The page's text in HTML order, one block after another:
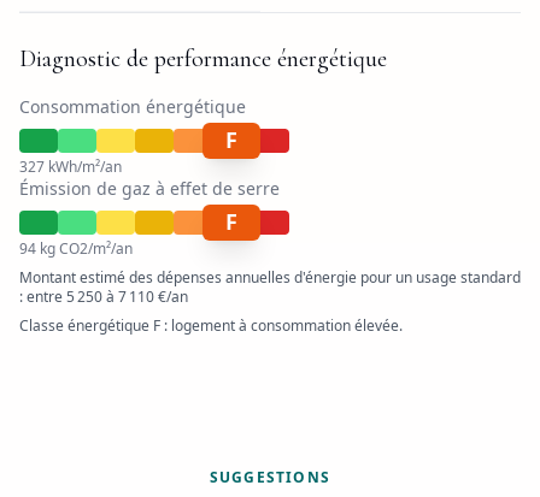
Diagnostic de performance énergétique
Consommation énergétique
F
327 kWh/m²/an
Émission de gaz à effet de serre
F
94 kg CO2/m²/an
Montant estimé des dépenses annuelles d'énergie pour un usage standard
:entre5 250à 7 110€/an
Classe énergétique F : logement à consommation élevée.
SUGGESTIONS